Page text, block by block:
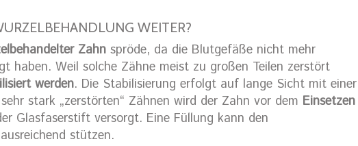
WEITER?
Zahn spröde, da die Blutgefäße nicht mehr
haben. Weil solche Zähne meist zu großen Teilen zerstört
werden. Die Stabilisierung erfolgt auf lange Sicht mit einer
stark „zerstörten“ Zähnen wird der Zahn vor dem Einsetzen
Glasfaserstift versorgt. Eine Füllung kann den
stützen.